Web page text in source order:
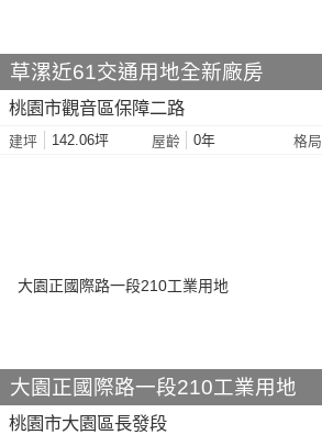
草漯近61交通用地全新廠房
桃園市觀音區保障二路
建坪 142.06坪 屋齡 0年 格局
大園正國際路一段210工業用地
桃園市大園區長發段